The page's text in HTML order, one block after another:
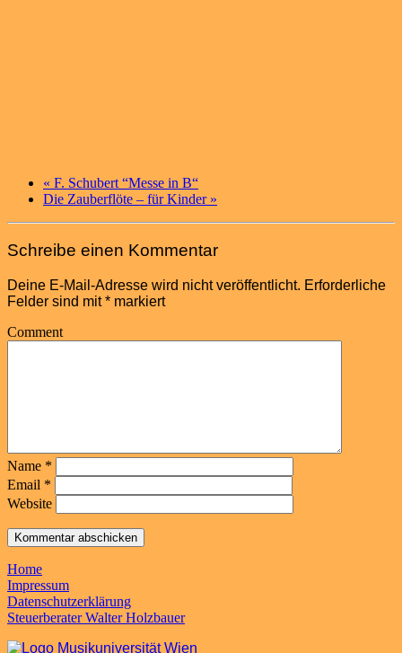
« F. Schubert “Messe in B“
Die Zauberflöte – für Kinder »
Schreibe einen Kommentar
Deine E-Mail-Adresse wird nicht veröffentlicht. Erforderliche
Felder sind mit* markiert
Comment
Name *
Email *
Website
Home
Impressum
Datenschutzerklärung
Steuerberater Walter Holzbauer